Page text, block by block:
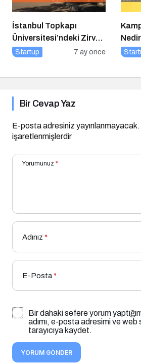
İstanbul Topkapı
Üniversitesi’ndeki Zirve
ve Ödül Töreni Yoğun
Startup 7 ay önce
Bir Cevap Yaz
E-posta adresiniz yayınlanmayacak.
işaretlenmişlerdir
Yorumunuz *
Adınız *
E-Posta*
Bir dahaki sefere yorum
adımı, e-posta adresimi ve web
tarayıcıya kaydet.
YORUM GÖNDER